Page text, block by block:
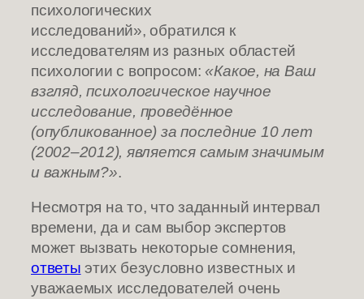
психологических
исследований», обратился к
исследователям из разных областей
психологии с вопросом: «Какое, на Ваш
взгляд, психологическое научное
исследование, проведённое
(опубликованное) за последние 10 лет
(2002–2012), является самым значимым
и важным?».
Несмотря на то, что заданный интервал
времени, да и сам выбор экспертов
может вызвать некоторые сомнения,
ответы этих безусловно известных и
уважаемых исследователей очень